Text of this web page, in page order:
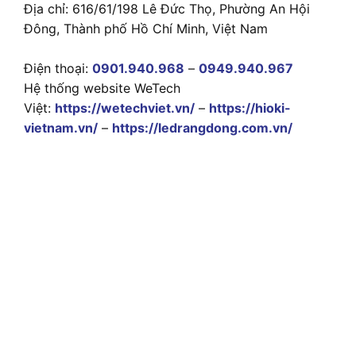
Địa chỉ: 616/61/198 Lê Đức Thọ, Phường An Hội
Đông, Thành phố Hồ Chí Minh, Việt Nam
Điện thoại: 0901.940.968 – 0949.940.967
Hệ thống website WeTech
Việt: https://wetechviet.vn/ – https://hioki-
vietnam.vn/ – https://ledrangdong.com.vn/